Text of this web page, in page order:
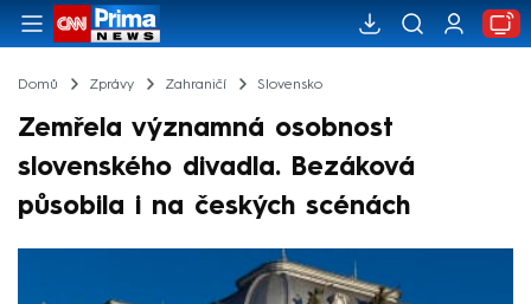
Domů Zprávy Zahraničí Slovensko
Zemřela významná osobnost
slovenského divadla. Bezáková
působila i na českých scénách